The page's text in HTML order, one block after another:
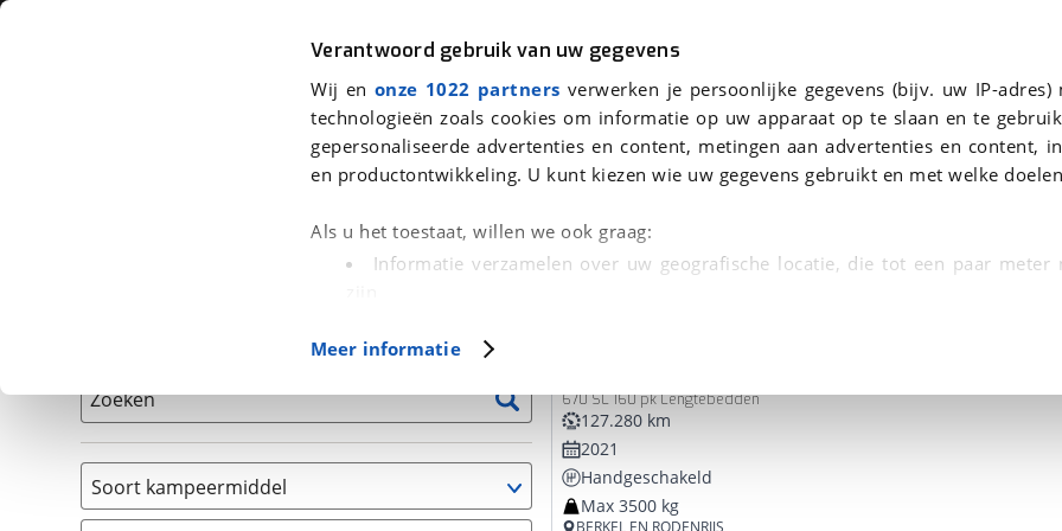
Verantwoord gebruik van uw gegevens
Wij en onze 1022 partners verwerken je persoonlijke gegevens (bijv. uw IP-adres)
technologieën zoals cookies om informatie op uw apparaat op te slaan en te
gepersonaliseerde advertenties en content, metingen aan advertenties en content,
en productontwikkeling. U kunt kiezen wie uw gegevens gebruikt en met welke
Als u het toestaat, willen we ook graag:
Informatie verzamelen over uw geografische locatie, die tot een paar meter
(fingerprinting)
in. U kunt uw toestemming op elk moment wijzigen of
Cookieverklaring.
Met cookies en vergelijkbare technieken zorgen we voor een betere en meer
Functionele cookies zorgen ervoor dat de website goed werkt. Ook gebruiken we
Meer informatie
Auto Fiets Motor
Kampeervoertuigen
We hebben 2 kampeervoertuigen voor je gevonden
Zoeken
Soort kampeermiddel
Camper (2)
670 SL 160 pk Lengtebedden
127.280 km
2021
Handgeschakeld
Max 3500 kg
BERKEL EN RODENRIJS